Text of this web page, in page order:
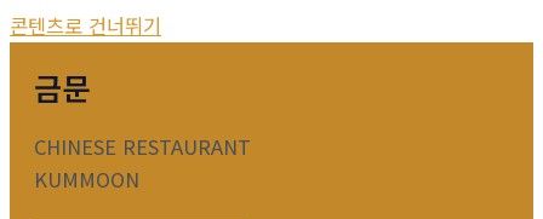
콘텐츠로 건너뛰기
금문
CHINESE RESTAURANT
KUMMOON